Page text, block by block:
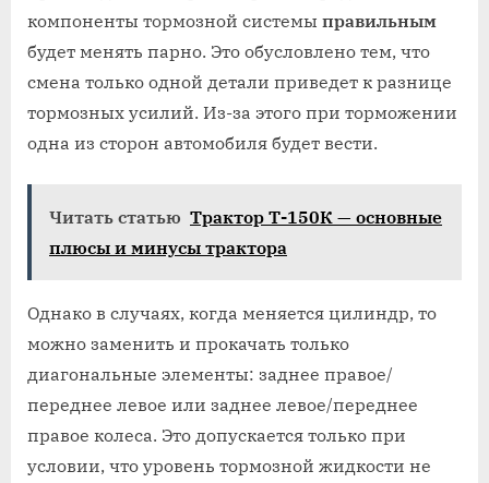
компоненты тормозной системы правильным
будет менять парно. Это обусловлено тем, что
смена только одной детали приведет к разнице
тормозных усилий. Из-за этого при торможении
одна из сторон автомобиля будет вести.
Читать статью Трактор Т-150К — основные
плюсы и минусы трактора
Однако в случаях, когда меняется цилиндр, то
можно заменить и прокачать только
диагональные элементы: заднее правое/
переднее левое или заднее левое/переднее
правое колеса. Это допускается только при
условии, что уровень тормозной жидкости не